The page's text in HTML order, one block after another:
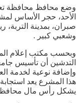
وضع محافظ محافظة
الأحد، حجر الأساس
صبران، بمدينة
وشعبي كبير .
وبحسب مكتب إعلام
التدشين أن تأسيس
وإضافة نوعية لخدمة
هذا المشرع يعد
يشكل رأس مال